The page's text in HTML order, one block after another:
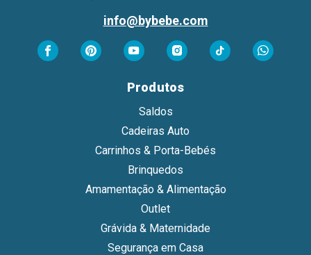
info@bybebe.com
Produtos
Saldos
Cadeiras Auto
Carrinhos & Porta-Bebés
Brinquedos
Amamentação & Alimentação
Outlet
Grávida & Maternidade
Segurança em Casa